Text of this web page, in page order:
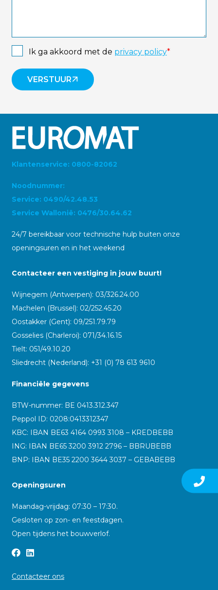
Instemming*
Ik ga akkoord met de privacy policy*
VERSTUUR
Klantenservice: 0800-82062
Noodnummer:
Service: 0490/42.48.53
Service Wallonië: 0476/30.64.62
24/7 bereikbaar voor technische hulp buiten onze
openingsuren en in het weekend
Contacteer een vestiging in jouw buurt!
Wijnegem (Antwerpen): 03/326.24.00
Machelen (Brussel): 02/252.45.20
Oostakker (Gent): 09/251.79.79
Gosselies (Charleroi): 071/34.16.15
Tielt: 051/49.10.20
Sliedrecht (Nederland): +31 (0) 78 613 9610
Financiële gegevens
BTW-nummer: BE 0413.312.347
Peppol ID: 0208:0413312347
KBC: IBAN BE63 4164 0993 3108 – KREDBEBB
ING: IBAN BE65 3200 3912 2796 – BBRUBEBB
BNP: IBAN BE35 2200 3644 3037 – GEBABEBB
Openingsuren
Maandag-vrijdag: 07:30 – 17:30.
Gesloten op zon- en feestdagen.
Open tijdens het bouwverlof.
Contacteer ons